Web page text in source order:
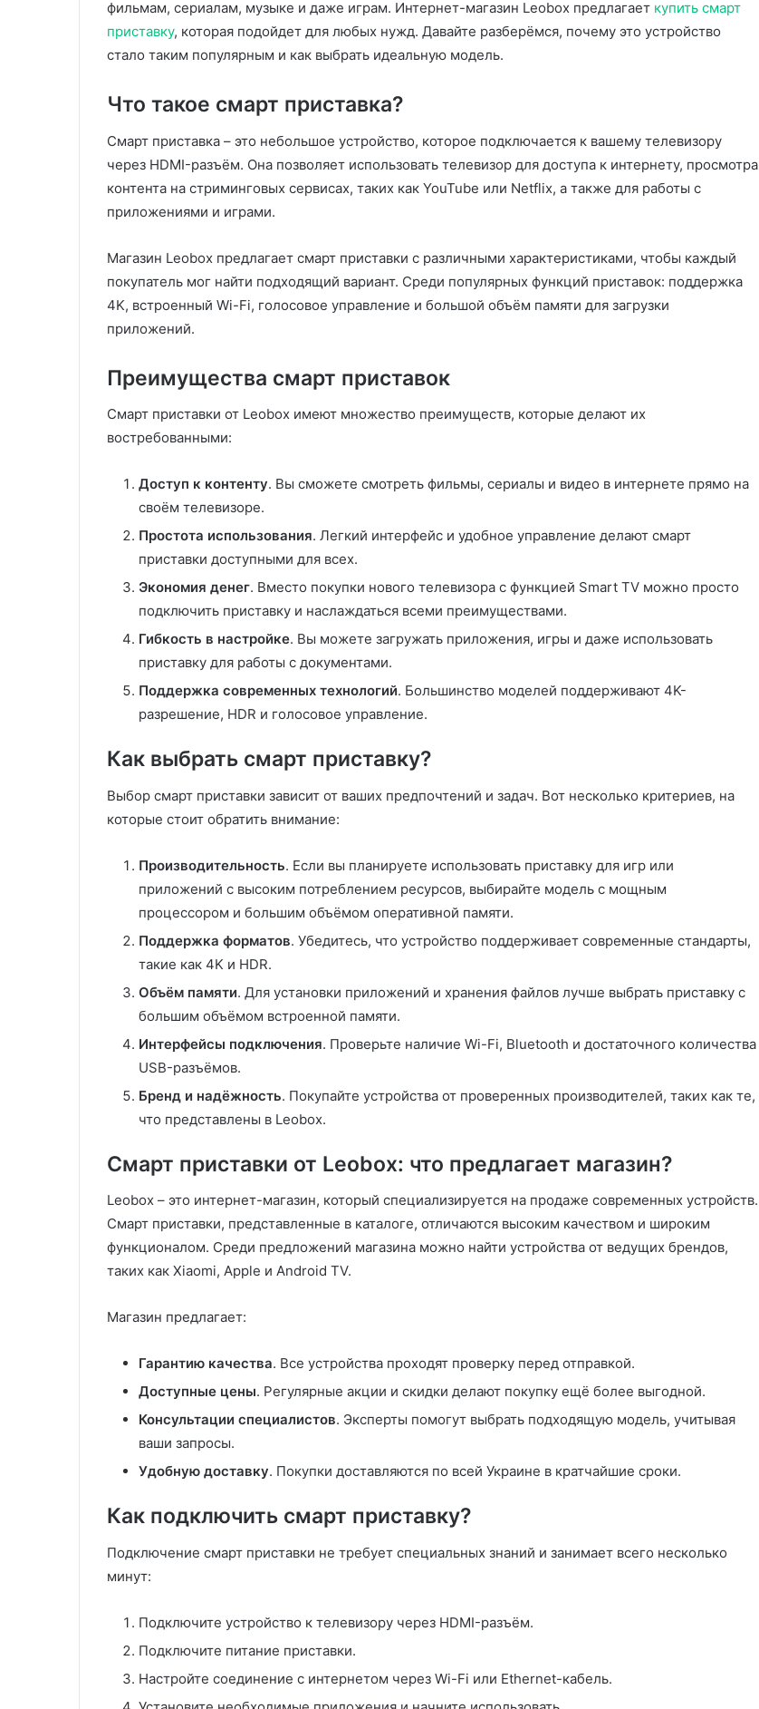
фильмам, сериалам, музыке и даже играм. Интернет-магазин Leobox предлагает купить смарт
приставку, которая подойдет для любых нужд. Давайте разберёмся, почему это устройство
стало таким популярным и как выбрать идеальную модель.
Что такое смарт приставка?
Смарт приставка – это небольшое устройство, которое подключается к вашему телевизору
через HDMI-разъём. Она позволяет использовать телевизор для доступа к интернету, просмотра
контента на стриминговых сервисах, таких как YouTube или Netflix, а также для работы с
приложениями и играми.
Магазин Leobox предлагает смарт приставки с различными характеристиками, чтобы каждый
покупатель мог найти подходящий вариант. Среди популярных функций приставок: поддержка
4K, встроенный Wi-Fi, голосовое управление и большой объём памяти для загрузки
приложений.
Преимущества смарт приставок
Смарт приставки от Leobox имеют множество преимуществ, которые делают их
востребованными:
Доступ к контенту. Вы сможете смотреть фильмы, сериалы и видео в интернете прямо на
своём телевизоре.
Простота использования. Легкий интерфейс и удобное управление делают смарт
приставки доступными для всех.
Экономия денег. Вместо покупки нового телевизора с функцией Smart TV можно просто
подключить приставку и наслаждаться всеми преимуществами.
Гибкость в настройке. Вы можете загружать приложения, игры и даже использовать
приставку для работы с документами.
Поддержка современных технологий. Большинство моделей поддерживают 4K-
разрешение, HDR и голосовое управление.
Как выбрать смарт приставку?
Выбор смарт приставки зависит от ваших предпочтений и задач. Вот несколько критериев, на
которые стоит обратить внимание:
Производительность. Если вы планируете использовать приставку для игр или
приложений с высоким потреблением ресурсов, выбирайте модель с мощным
процессором и большим объёмом оперативной памяти.
Поддержка форматов. Убедитесь, что устройство поддерживает современные стандарты,
такие как 4K и HDR.
Объём памяти. Для установки приложений и хранения файлов лучше выбрать приставку с
большим объёмом встроенной памяти.
Интерфейсы подключения. Проверьте наличие Wi-Fi, Bluetooth и достаточного количества
USB-разъёмов.
Бренд и надёжность. Покупайте устройства от проверенных производителей, таких как те,
что представлены в Leobox.
Смарт приставки от Leobox: что предлагает магазин?
Leobox – это интернет-магазин, который специализируется на продаже современных устройств.
Смарт приставки, представленные в каталоге, отличаются высоким качеством и широким
функционалом. Среди предложений магазина можно найти устройства от ведущих брендов,
таких как Xiaomi, Apple и Android TV.
Магазин предлагает:
Гарантию качества. Все устройства проходят проверку перед отправкой.
Доступные цены. Регулярные акции и скидки делают покупку ещё более выгодной.
Консультации специалистов. Эксперты помогут выбрать подходящую модель, учитывая
ваши запросы.
Удобную доставку. Покупки доставляются по всей Украине в кратчайшие сроки.
Как подключить смарт приставку?
Подключение смарт приставки не требует специальных знаний и занимает всего несколько
минут:
Подключите устройство к телевизору через HDMI-разъём.
Подключите питание приставки.
Настройте соединение с интернетом через Wi-Fi или Ethernet-кабель.